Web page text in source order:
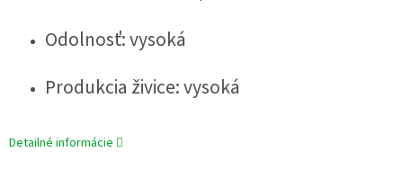
Odolnosť: vysoká
Produkcia živice: vysoká
Detailné informácie